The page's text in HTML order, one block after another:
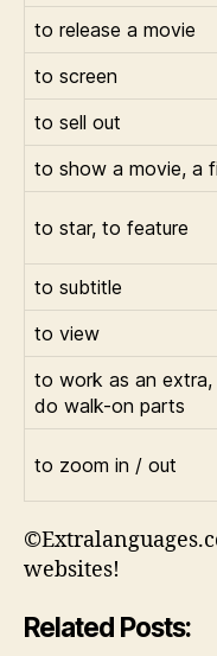
to release a movie
to screen
to sell out
to show a movie, a
to star, to feature
to subtitle
to view
to work as an
do walk-on parts
to zoom in / out
websites!
Related Posts: